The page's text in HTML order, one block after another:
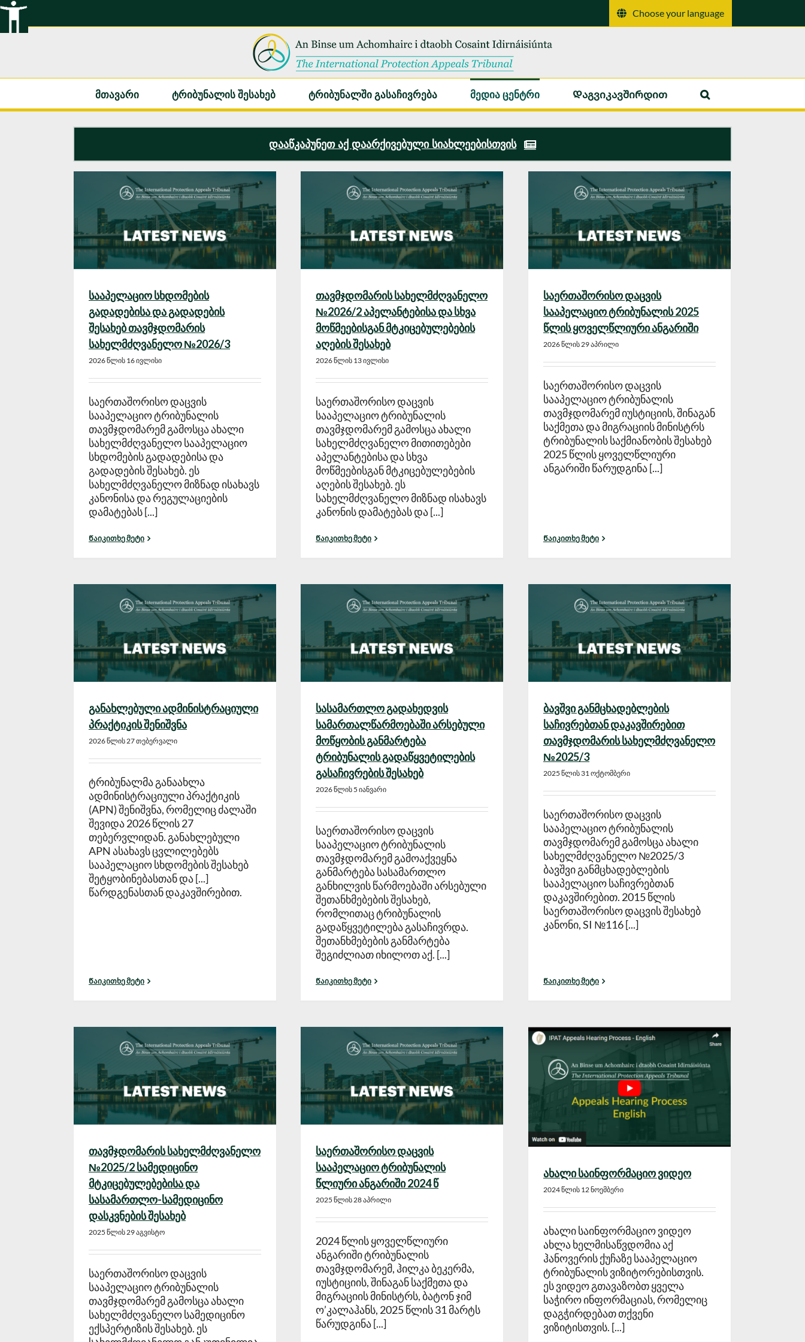
შინაარსზე
გადასვლა
Choose your language
მთავარი ტრიბუნალის შესახებ ტრიბუნალში გასაჩივრება მედია ცენტრი Დაგვიკავშირდით
დააწკაპუნეთ აქ დაარქივებული სიახლეებისთვის
სააპელაციო სხდომების
გადადებისა და გადადების
შესახებ თავმჯდომარის
სახელმძღვანელო №2026/3
2026 წლის 16 ივლისი
საერთაშორისო დაცვის
სააპელაციო ტრიბუნალის
თავმჯდომარემ გამოსცა ახალი
სახელმძღვანელო სააპელაციო
სხდომების გადადებისა და
გადადების შესახებ. ეს
სახელმძღვანელო მიზნად ისახავს
კანონისა და რეგულაციების
დამატებას [...]
Წაიკითხე მეტი
თავმჯდომარის სახელმძღვანელო
№2026/2 აპელანტებისა და სხვა
მოწმეებისგან მტკიცებულებების
აღების შესახებ
2026 წლის 13 ივლისი
საერთაშორისო დაცვის
სააპელაციო ტრიბუნალის
თავმჯდომარემ გამოსცა ახალი
სახელმძღვანელო მითითებები
აპელანტებისა და სხვა
მოწმეებისგან მტკიცებულებების
აღების შესახებ. ეს
სახელმძღვანელო მიზნად ისახავს
კანონის დამატებას და [...]
Წაიკითხე მეტი
საერთაშორისო დაცვის
სააპელაციო ტრიბუნალის 2025
წლის ყოველწლიური ანგარიში
2026 წლის 29 აპრილი
საერთაშორისო დაცვის
სააპელაციო ტრიბუნალის
თავმჯდომარემ იუსტიციის, შინაგან
საქმეთა და მიგრაციის მინისტრს
ტრიბუნალის საქმიანობის შესახებ
2025 წლის ყოველწლიური
ანგარიში წარუდგინა [...]
Წაიკითხე მეტი
განახლებული ადმინისტრაციული
პრაქტიკის შენიშვნა
2026 წლის 27 თებერვალი
ტრიბუნალმა განაახლა
ადმინისტრაციული პრაქტიკის
(APN) შენიშვნა, რომელიც ძალაში
შევიდა 2026 წლის 27
თებერვლიდან. განახლებული
APN ასახავს ცვლილებებს
სააპელაციო სხდომების შესახებ
შეტყობინებასთან და [...]
წარდგენასთან დაკავშირებით.
Წაიკითხე მეტი
სასამართლო გადახედვის
სამართალწარმოებაში არსებული
მოწყობის განმარტება
ტრიბუნალის გადაწყვეტილების
გასაჩივრების შესახებ
2026 წლის 5 იანვარი
საერთაშორისო დაცვის
სააპელაციო ტრიბუნალის
თავმჯდომარემ გამოაქვეყნა
განმარტება სასამართლო
განხილვის წარმოებაში არსებული
შეთანხმებების შესახებ,
რომლითაც ტრიბუნალის
გადაწყვეტილება გასაჩივრდა.
შეთანხმებების განმარტება
შეგიძლიათ იხილოთ აქ. [...]
Წაიკითხე მეტი
ბავშვი განმცხადებლების
საჩივრებთან დაკავშირებით
თავმჯდომარის სახელმძღვანელო
№2025/3
2025 წლის 31 ოქტომბერი
საერთაშორისო დაცვის
სააპელაციო ტრიბუნალის
თავმჯდომარემ გამოსცა ახალი
სახელმძღვანელო №2025/3
ბავშვი განმცხადებლების
სააპელაციო საჩივრებთან
დაკავშირებით. 2015 წლის
საერთაშორისო დაცვის შესახებ
კანონი, SI №116 [...]
Წაიკითხე მეტი
თავმჯდომარის სახელმძღვანელო
№2025/2 სამედიცინო
მტკიცებულებებისა და
სასამართლო-სამედიცინო
დასკვნების შესახებ
2025 წლის 29 აგვისტო
საერთაშორისო დაცვის
სააპელაციო ტრიბუნალის
თავმჯდომარემ გამოსცა ახალი
სახელმძღვანელო სამედიცინო
ექსპერტიზის შესახებ. ეს
საერთაშორისო დაცვის
სააპელაციო ტრიბუნალის
წლიური ანგარიში 2024 წ
2025 წლის 28 აპრილი
2024 წლის ყოველწლიური
ანგარიში ტრიბუნალის
თავმჯდომარემ, ჰილკა ბეკერმა,
იუსტიციის, შინაგან საქმეთა და
მიგრაციის მინისტრს, ბატონ ჯიმ
ო’კალაჰანს, 2025 წლის 31 მარტს
წარუდგინა [...]
ახალი საინფორმაციო ვიდეო
2024 წლის 12 ნოემბერი
ახალი საინფორმაციო ვიდეო
ახლა ხელმისაწვდომია აქ
ჰანოვერის ქუჩაზე სააპელაციო
ტრიბუნალის ვიზიტორებისთვის.
ეს ვიდეო გთავაზობთ ყველა
საჭირო ინფორმაციას, რომელიც
დაგჭირდებათ თქვენი
ვიზიტისთვის. [...]